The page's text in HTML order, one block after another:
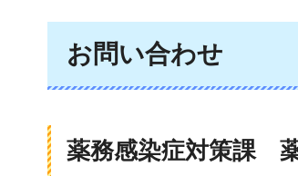
お問い合わせ
薬務感染症対策課